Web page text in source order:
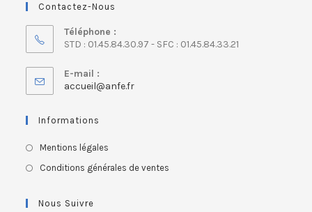
Contactez-Nous
Téléphone :
STD : 01.45.84.30.97 - SFC : 01.45.84.33.21
E-mail :
accueil@anfe.fr
Informations
Mentions légales
Conditions générales de ventes
Nous Suivre